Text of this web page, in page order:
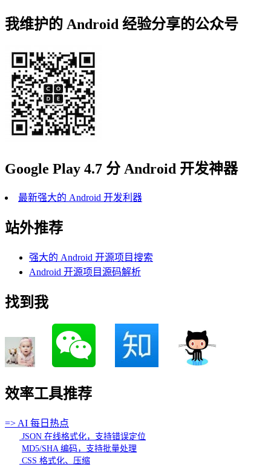
我维护的 Android 经验分享的公众号
Google Play 4.7 分 Android 开发神器
最新强大的 Android 开发利器
站外推荐
强大的 Android 开源项目搜索
Android 开源项目源码解析
找到我
效率工具推荐
=> AI 每日热点
JSON 在线格式化，支持错误定位
MD5/SHA 编码，支持批量处理
CSS 格式化、压缩